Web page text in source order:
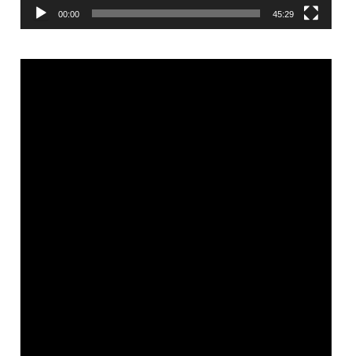
00:00 45:29